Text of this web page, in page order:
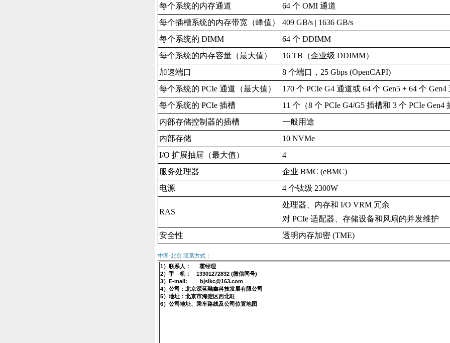
每个系统的内存通道
64 个 OMI 通道
每个插槽系统的内存带宽（峰值）
409 GB/s | 1636 GB/s
每个系统的 DIMM
64 个 DDIMM
每个系统的内存容量（最大值）
16 TB（企业级 DDIMM）
加速端口
8 个端口，25 Gbps (OpenCAPI)
每个系统的 PCIe 通道（最大值）
170 个 PCIe G4 通道或 64 个 Gen5 + 64 个 Gen4
每个系统的 PCIe 插槽
11 个（8 个 PCIe G4/G5 插槽和 3 个 PCIe Gen4
内部存储控制器的插槽
一般用途
内部存储
10 NVMe
I/O 扩展抽屉（最大值）
4
服务处理器
企业 BMC (eBMC)
电源
4 个钛级 2300W
RAS
处理器、内存和 I/O VRM 冗余
对 PCIe 适配器、存储设备和风扇的并发维护
安全性
透明内存加密 (TME)
中国·北京 联系方式：
1）联系人： 霍经理
2）手 机： 13301272832 (微信同号)
3）E-mail: bjslkc@163.com
4）公司：北京深蓝融鑫科技发展有限公司
5）地址：北京市海淀区西北旺
6）公司地址、乘车路线及公司位置地图